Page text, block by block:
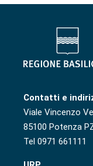
Contatti e
Viale Vincenzo
85100 Potenza
Tel 0971 661111